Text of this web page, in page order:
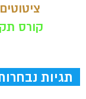
קורס
תגיות